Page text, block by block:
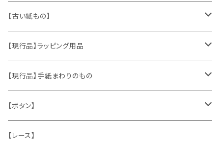
ヴィンテージアクセサリー
おもちゃ、ぬいぐるみ
くま、テディベア
うさぎ
ヴィンテージファブリック
ハンドメイド製品
お部屋に飾るもの
【古い紙もの】
切手、FDC
ポストカード、カレンダー
マッチラベル、食品ラベル
蔵書票、荷札、ビュバー、伝票
【現行品】ラッピング用品
伝票、タグ、シール
袋、ラッピングペーパー
ひも、テープ
【現行品】手紙まわりのもの
封筒、ポストカード
切手
【ボタン】
木
【レース】